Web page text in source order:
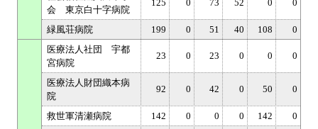
会 東京白十字病院
125 0 73 52 0 0
緑風荘病院 199 0 51 40 108 0
医療法人社団 宇都
宮病院
23 0 23 0 0 0
医療法人財団織本病
院
92 0 42 0 50 0
救世軍清瀬病院 142 0 0 0 142
0